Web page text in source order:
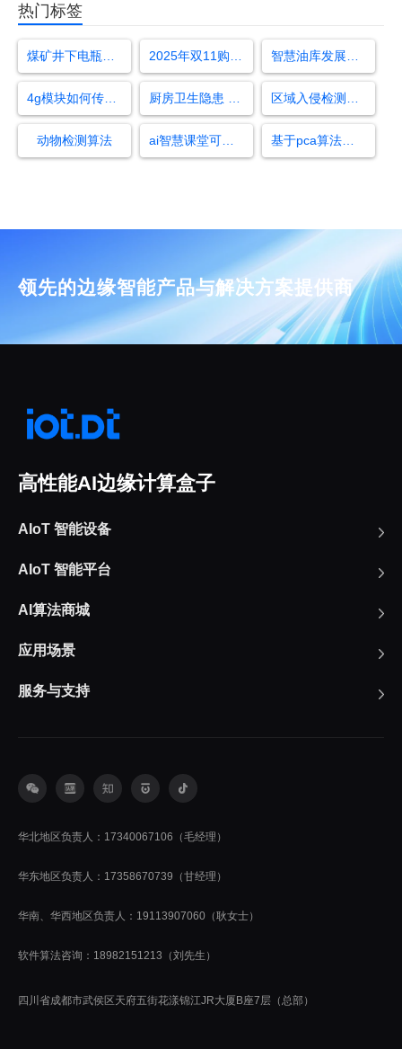
热门标签
动物检测算法 ai智慧课堂可进行一系列课堂行为分析研究 基于pca算法的人脸识别
领先的边缘智能产品与解决方案提供商
高性能AI边缘计算盒子
AIoT 智能设备
AIoT 智能平台
AI算法商城
应用场景
服务与支持
华北地区负责人：17340067106（毛经理）
华东地区负责人：17358670739（甘经理）
华南、华西地区负责人：19113907060（耿女士）
软件算法咨询：18982151213（刘先生）
四川省成都市武侯区天府五街花漾锦江JR大厦B座7层（总部）